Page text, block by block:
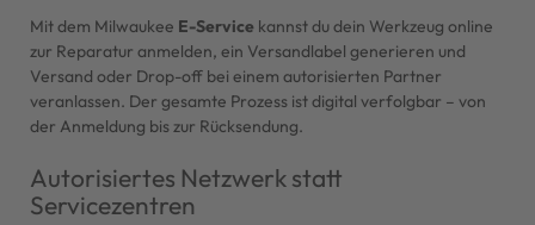
Mit dem Milwaukee E-Service kannst du dein Werkzeug online
zur Reparatur anmelden, ein Versandlabel generieren und
Versand oder Drop-off bei einem autorisierten Partner
veranlassen. Der gesamte Prozess ist digital verfolgbar – von
der Anmeldung bis zur Rücksendung.
Autorisiertes Netzwerk statt
Servicezentren